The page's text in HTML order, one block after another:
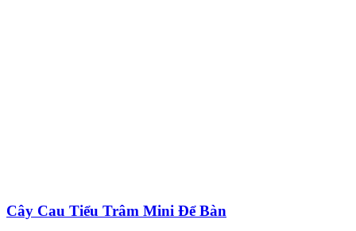
Cây Cau Tiểu Trâm Mini Để Bàn